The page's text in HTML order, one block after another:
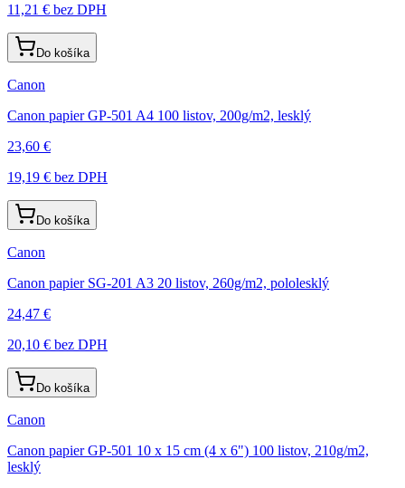
11,21 € bez DPH
Do košíka
Canon
Canon papier GP-501 A4 100 listov, 200g/m2, lesklý
23,60 €
19,19 € bez DPH
Do košíka
Canon
Canon papier SG-201 A3 20 listov, 260g/m2, pololesklý
24,47 €
20,10 € bez DPH
Do košíka
Canon
Canon papier GP-501 10 x 15 cm (4 x 6") 100 listov, 210g/m2,
lesklý